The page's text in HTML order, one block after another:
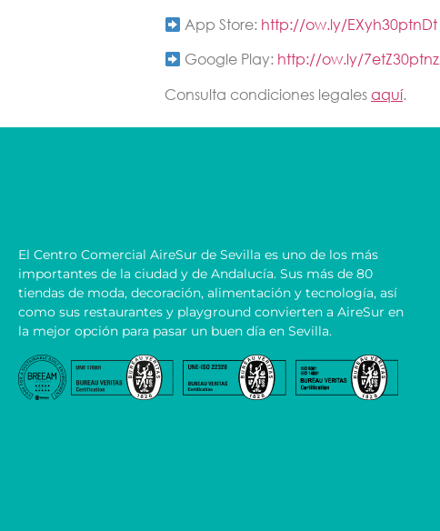
App Store: http://ow.ly/EXyh30ptnDt
Google Play: http://ow.ly/
Consulta condiciones legalesaquí.
El Centro Comercial AireSur de Sevilla es uno de los más
importantes de la ciudad y de Andalucía. Sus más de 80
tiendas de moda, decoración, alimentación y tecnología, así
como sus restaurantes y playground convierten a AireSur en
la mejor opción para pasar un buen día en Sevilla.